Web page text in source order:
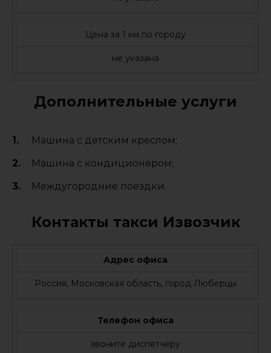
Цена за 1 км по городу
не указана
Дополнительные услуги
Машина с детским креслом;
Машина с кондиционером;
Междугородние поездки.
Контакты такси Извозчик
Адрес офиса
Россия, Московская область, город Люберцы
Телефон офиса
звоните диспетчеру